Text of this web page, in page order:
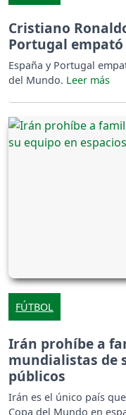
Cristiano
Portugal
España y Portugal
del Mundo.
FÚTBOL
Irán prohíbe a
mundialistas de
públicos
Irán es el único país
Copa del Mundo en